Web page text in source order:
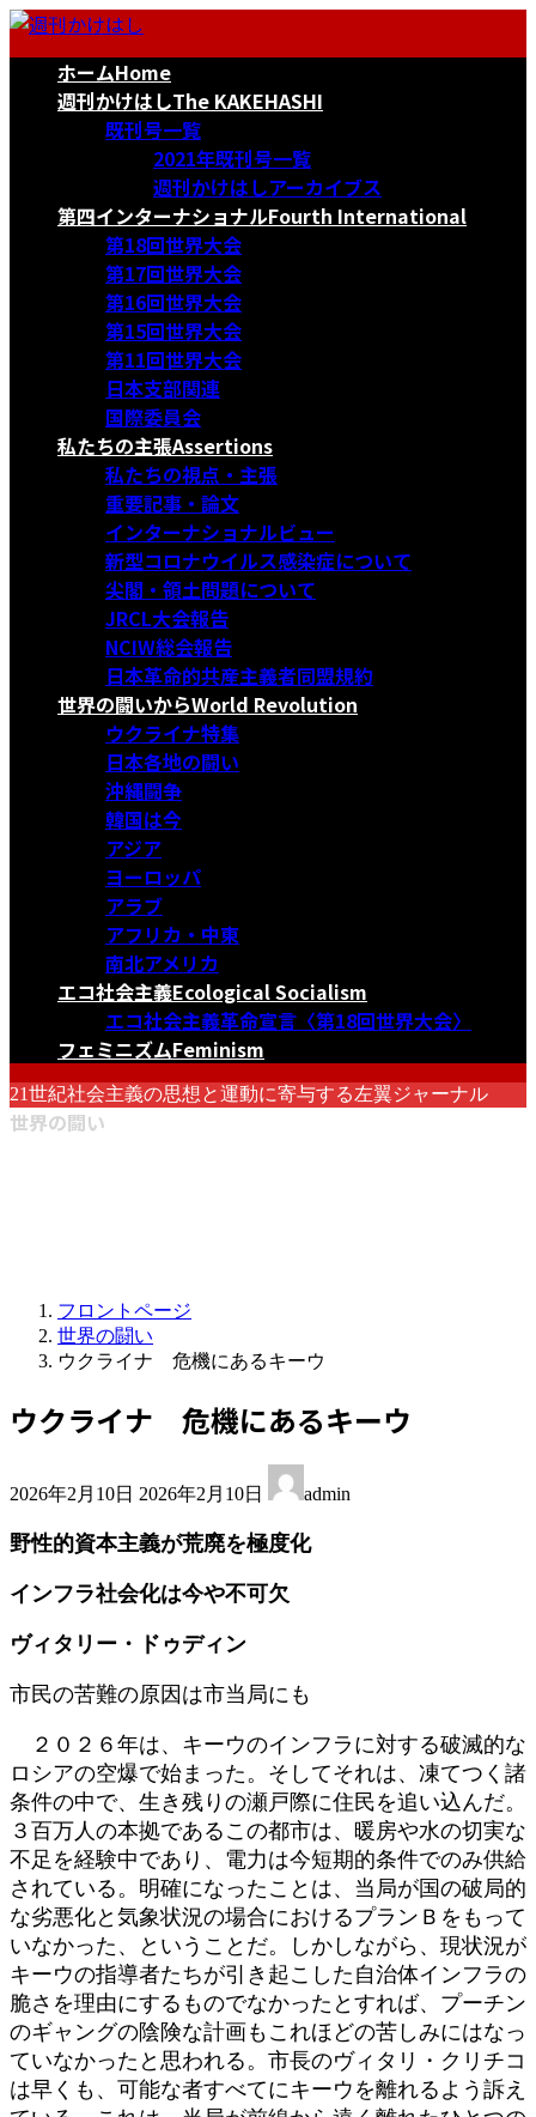
コ
ナ
ホームHome
週刊かけはしThe KAKEHASHI
既刊号一覧
2021年既刊号一覧
週刊かけはしアーカイブス
第四インターナショナルFourth International
第18回世界大会
第17回世界大会
第16回世界大会
第15回世界大会
第11回世界大会
日本支部関連
国際委員会
私たちの主張Assertions
私たちの視点・主張
重要記事・論文
インターナショナルビュー
新型コロナウイルス感染症について
尖閣・領土問題について
JRCL大会報告
NCIW総会報告
日本革命的共産主義者同盟規約
世界の闘いからWorld Revolution
ウクライナ特集
日本各地の闘い
沖縄闘争
韓国は今
アジア
ヨーロッパ
アラブ
アフリカ・中東
南北アメリカ
エコ社会主義Ecological Socialism
エコ社会主義革命宣言〈第18回世界大会〉
フェミニズムFeminism
21世紀社会主義の思想と運動に寄与する左翼ジャーナル
世界の闘い
フロントページ
世界の闘い
ウクライナ 危機にあるキーウ
ウクライナ 危機にあるキーウ
2026年2月10日 終
新
時
2026年2月10日 admin
野性的資本主義が荒廃を極度化
インフラ社会化は今や不可欠
ヴィタリー・ドゥディン
市民の苦難の原因は市当局にも
２０２６年は、キーウのインフラに対する破滅的な
ロシアの空爆で始まった。そしてそれは、凍てつく諸
条件の中で、生き残りの瀬戸際に住民を追い込んだ。
３百万人の本拠であるこの都市は、暖房や水の切実な
不足を経験中であり、電力は今短期的条件でのみ供給
されている。明確になったことは、当局が国の破局的
な劣悪化と気象状況の場合におけるプランＢをもって
いなかった、ということだ。しかしながら、現状況が
キーウの指導者たちが引き起こした自治体インフラの
脆さを理由にするものでなかったとすれば、プーチン
のギャングの陰険な計画もこれほどの苦しみにはなっ
ていなかったと思われる。市長のヴィタリ・クリチコ
は早くも、可能な者すべてにキーウを離れるよう訴え